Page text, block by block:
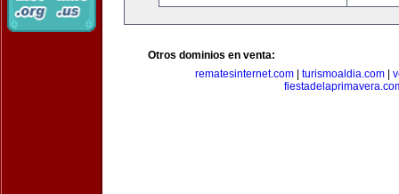
Otros dominios en venta:
rematesinternet.com| turismoaldia.com|